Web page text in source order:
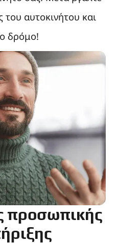
του αυτοκινήτου και
δρόμο!
προσωπικής